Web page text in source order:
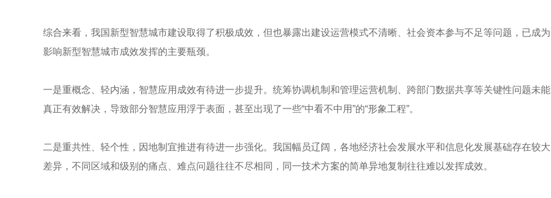
综合来看，我国新型智慧城市建设取得了积极成效，但也暴露出建设运营模式不清晰、社会资本参与不足等问题，已成为
影响新型智慧城市成效发挥的主要瓶颈。
一是重概念、轻内涵，智慧应用成效有待进一步提升。统筹协调机制和管理运营机制、跨部门数据共享等关键性问题未能
真正有效解决，导致部分智慧应用浮于表面，甚至出现了一些“中看不中用”的“形象工程”。
二是重共性、轻个性，因地制宜推进有待进一步强化。我国幅员辽阔，各地经济社会发展水平和信息化发展基础存在较大
差异，不同区域和级别的痛点、难点问题往往不尽相同，同一技术方案的简单异地复制往往难以发挥成效。